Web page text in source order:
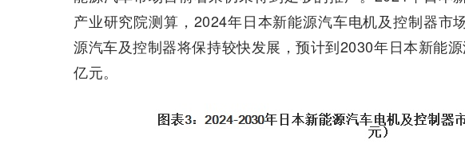
产业研究院测算，2024年日本新能源汽车电机及控制器市
源汽车及控制器将保持较快发展，预计到2030年日本新能
亿元。